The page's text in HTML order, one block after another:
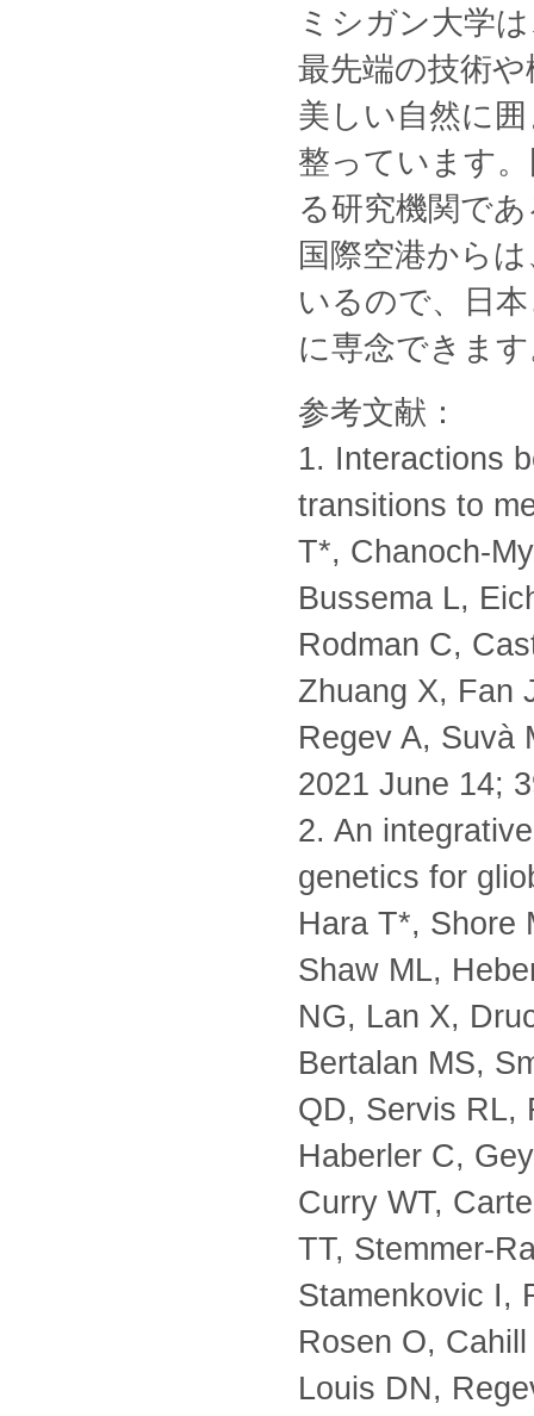
ミシガン大学
最先端の技術
美しい自然に
整っています
る研究機関で
国際空港から
いるので、日
に専念できま
参考文献：
1. Interactions
transitions to
T*, Chanoch-
Bussema L,
Rodman C,
Zhuang X, Fan
Regev A, Suvà
2021 June 14;
2. An
genetics for
Hara T*, Shore
Shaw ML,
NG, Lan X,
Bertalan MS,
QD, Servis RL,
Haberler C,
Curry WT,
TT, Stemmer-
Stamenkovic I,
Rosen O,
Louis DN,